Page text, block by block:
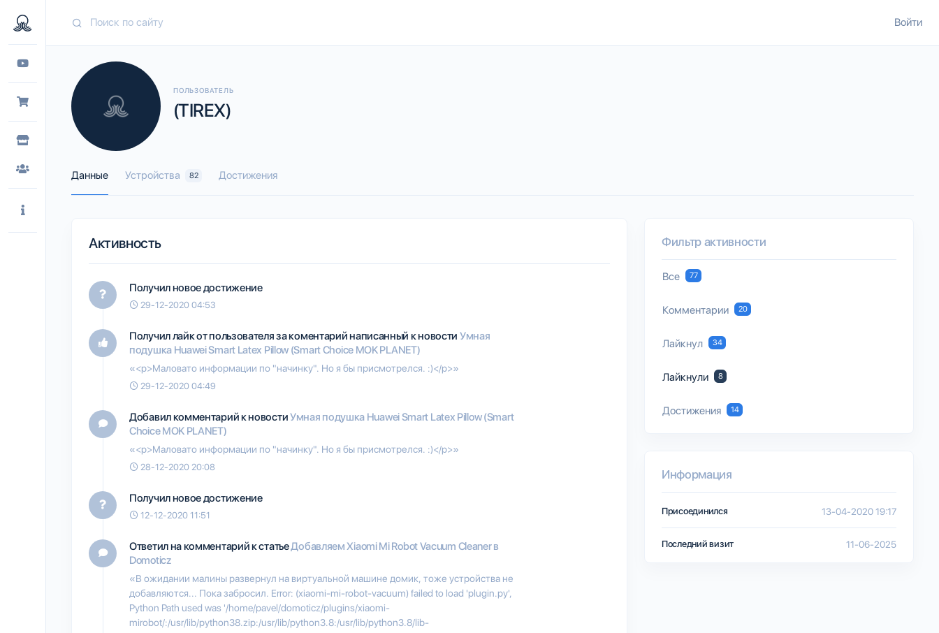
Войти
ПОЛЬЗОВАТЕЛЬ
(TIREX)
Данные Устройства 82 Достижения
Активность
Получил новое достижение
29-12-2020 04:53
Получил лайк от пользователяза коментарий написанный к новости Умная
подушка Huawei Smart Latex Pillow (Smart Choice MOK PLANET)
«<p>Маловато информации по "начинку". Но я бы присмотрелся. :)</p>»
29-12-2020 04:49
Добавил комментарий к новостиУмная подушка Huawei Smart Latex Pillow (Smart
Choice MOK PLANET)
«<p>Маловато информации по "начинку". Но я бы присмотрелся. :)</p>»
28-12-2020 20:08
Получил новое достижение
12-12-2020 11:51
Ответил на комментарий к статьеДобавляем Xiaomi Mi Robot Vacuum Cleaner в
Domoticz
«В ожидании малины развернул на виртуальной машине домик, тоже устройства не
добавляются... Пока забросил. Error: (xiaomi-mi-robot-vacuum) failed to load 'plugin.py',
Python Path used was '/home/pavel/domoticz/plugins/xiaomi-
mirobot/:/usr/lib/python38.zip:/usr/lib/python3.8:/usr/lib/python3.8/lib-
Фильтр активности
Все 77
Комментарии 20
Лайкнул 34
Лайкнули 8
Достижения 14
Информация
Присоединился 13-04-2020 19:17
Последний визит 11-06-2025